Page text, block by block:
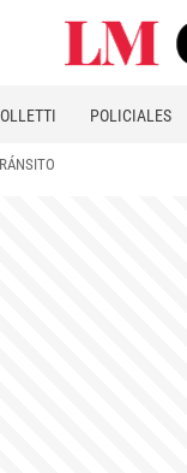
POLICIALES